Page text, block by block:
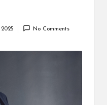
2025 No Comments